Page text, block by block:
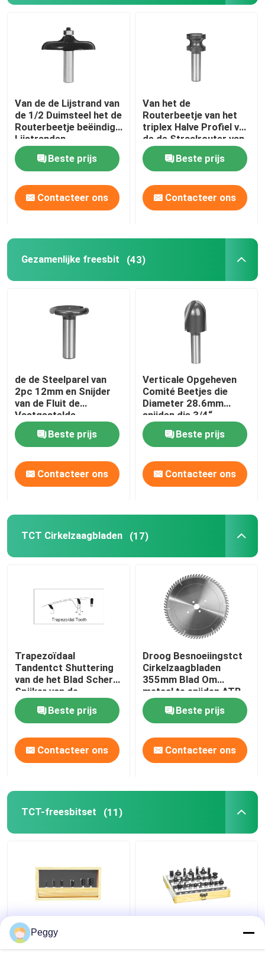
Producten
Ongeveer ons
Fabrieksreis
Kwaliteitscontrole
Verzoek om een Citaat
Het Beetje van de profielrouter
Gezamenlijke freesbit
TCT Cirkelzaagbladen
HSS-freesbit
Hardmetalen wisselplaatgereedschap
CNC Snijdend Beetje
Stevige Carbide Spiraalvormige Snijders
Saaie boren
HSS trapboor
HSS verzinkboor
Het gat zag As
Van de de Lijstrand van
de 1/2 Duimsteel het de
Routerbeetje beëindigt
Lijstranden
Beste prijs
Contacteer ons
Van het de
Routerbeetje van het
triplex Halve Profiel van
de de Straalrouter van
Bullnose de Beetjes
volledig Rond
gemaakte Rand
Beste prijs
Contacteer ons
Gezamenlijke freesbit (43)
de de Steelparel van
2pc 12mm en Snijder
van de Fluit de
Vastgestelde
Houtbewerking maken
Hete TonnenBeste prijs
Contacteer ons
Verticale Opgeheven
Comité Beetjes die
Diameter 28.6mm
snijden die 3/4“
Voorraad voeden
Beste prijs
Contacteer ons
TCT Cirkelzaagbladen (17)
Trapezoïdaal
Tandentct Shuttering
van de het Blad Scherp
Spijker van de
Bouwzaag Materiaal
Beste prijs
Contacteer ons
Droog Besnoeiingstct
Cirkelzaagbladen
355mm Blad Om
metaal te snijden ATB
Beste prijs
Contacteer ons
TCT-freesbitset (11)
Recht die 6pcs-TCT
Routerbeetje met de
Peggy